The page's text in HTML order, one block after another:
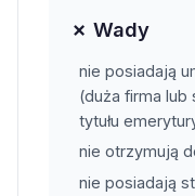
✗ Wady
nie posiadają
(duża firma
tytułu
nie otrzymują
nie posiadają